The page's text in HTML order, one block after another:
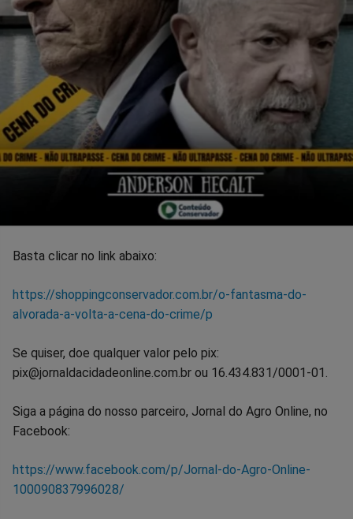
Basta clicar no link abaixo:
https://shoppingconservador.com.br/o-fantasma-do-
alvorada-a-volta-a-cena-do-crime/p
Se quiser, doe qualquer valor pelo pix:
pix@jornaldacidadeonline.com.br ou 16.434.831/0001-01.
Siga a página do nosso parceiro, Jornal do Agro Online, no
Facebook:
https://www.facebook.com/p/Jornal-do-Agro-Online-
100090837996028/